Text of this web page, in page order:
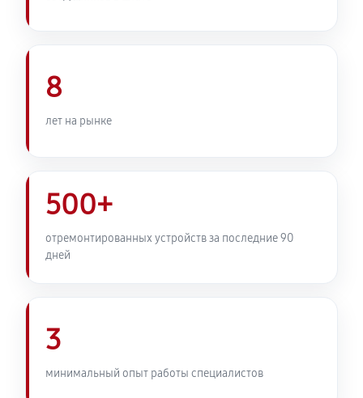
8
лет на рынке
500+
отремонтированных устройств за последние 90
дней
3
минимальный опыт работы специалистов